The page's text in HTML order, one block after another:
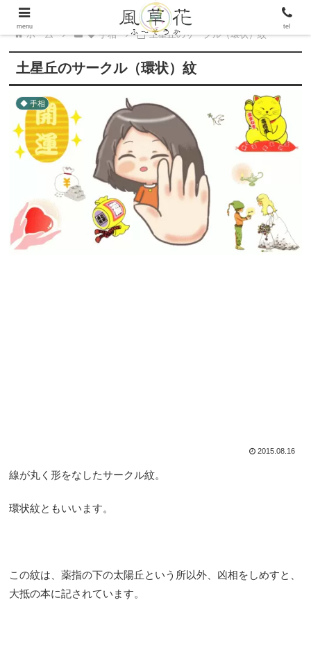
ホーム ◆ 手相 土星丘のサークル（環状）紋
土星丘のサークル（環状）紋
◆ 手相
2015.08.16
線が丸く形をなしたサークル紋。
環状紋ともいいます。
この紋は、薬指の下の太陽丘という所以外、凶相をしめすと、
大抵の本に記されています。
menu tel